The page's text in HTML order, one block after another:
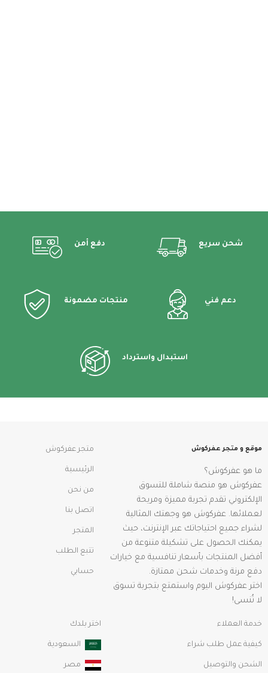
شحن سريع دفع أمن
دعم فني منتجات مضمونة
استبدال واسترداد
موقع و متجر عفركوش
ما هو عفركوش؟
عفركوش هو منصة شاملة للتسوق
الإلكتروني تقدم تجربة مميزة ومريحة
لعملائها. عفركوش هو وجهتك المثالية
لشراء جميع احتياجاتك عبر الإنترنت، حيث
يمكنك الحصول على تشكيلة متنوعة من
أفضل المنتجات بأسعار تنافسية مع خيارات
دفع مرنة وخدمات شحن ممتازة.
اختر عفركوش اليوم واستمتع بتجربة تسوق
لا تُنسى!
متجر عفركوش
الرئيسية
من نحن
اتصل بنا
المتجر
تتبع الطلب
حسابي
خدمة العملاء
كيفية عمل طلب شراء
الشحن والتوصيل
اختر بلدك
السعودية
مصر